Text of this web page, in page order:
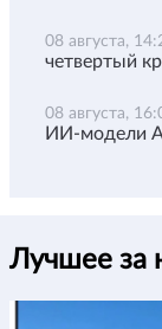
08 августа,
четвертый
08 августа,
ИИ-модели
Лучшее за